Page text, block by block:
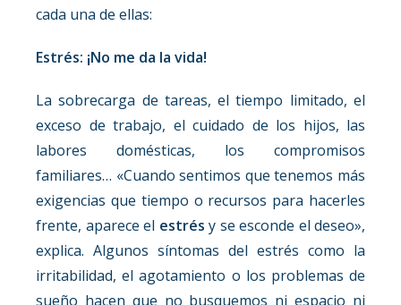
cada una de ellas:
Estrés: ¡No me da la vida!
La sobrecarga de tareas, el tiempo limitado, el
exceso de trabajo, el cuidado de los hijos, las
labores domésticas, los compromisos
familiares… «Cuando sentimos que tenemos más
exigencias que tiempo o recursos para hacerles
frente, aparece el estrés y se esconde el deseo»,
explica. Algunos síntomas del estrés como la
irritabilidad, el agotamiento o los problemas de
sueño hacen que no busquemos ni espacio ni